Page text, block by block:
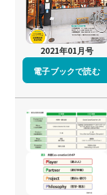
2021年01月号
電子ブックで読む